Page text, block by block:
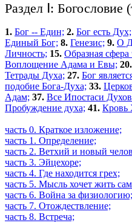
Раздел Ⅰ: Богословие
1. Бог -- Един; 2. Бог есть Дух;
Единый Бог; 8. Генезис; 9. О
Личность; 15. Образная сфера
Воплощение Адама и Евы; 20.
Тетрады Духа; 27. Бог
подобие Бога-Духа; 33.
Адам; 37. Все Ипостаси
Пробуждение духа; 41. Кровь
часть 0. Краткое изложение;
часть 1. Определение;
часть 2. Ветхий и новый
часть 3. Эйцехоре;
часть 4. Где находится грех;
часть 5. Мысль хочет жить
часть 6. Война за физиологию;
часть 7. Отождествление;
часть 8. Встреча;